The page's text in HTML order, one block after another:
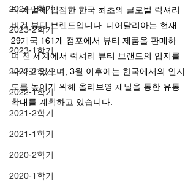
2024-1학기
2023-2학기
2023-1학기
2022-2학기
2022-1학기
2021-2학기
2021-1학기
2020-2학기
2020-1학기
티 채널에 입점한 한국 최초의 글로벌 럭셔리
비건 뷰티 브랜드입니다. 디어달리아는 현재
29개국 161개 점포에서 뷰티 제품을 판매하
며 전 세계에서 럭셔리 뷰티 브랜드의 입지를
다지고 있으며, 3월 이후에는 한국에서의 인지
도를 높이기 위해 올리브영 채널을 통한 유통
확대를 계획하고 있습니다.